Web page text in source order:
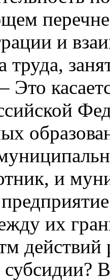
и
труда,
Это
и
их